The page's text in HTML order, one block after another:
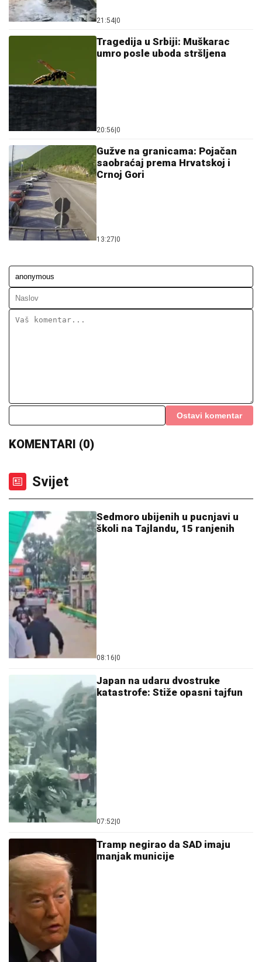
21:54 0
Tragedija u Srbiji: Muškarac
umro posle uboda stršljena
20:56 0
Gužve na granicama: Pojačan
saobraćaj prema Hrvatskoj i
Crnoj Gori
13:27 0
Ostavi komentar
KOMENTARI (0)
Svijet
Sedmoro ubijenih u pucnjavi u
školi na Tajlandu, 15 ranjenih
08:16 0
Japan na udaru dvostruke
katastrofe: Stiže opasni tajfun
07:52 0
Tramp negirao da SAD imaju
manjak municije